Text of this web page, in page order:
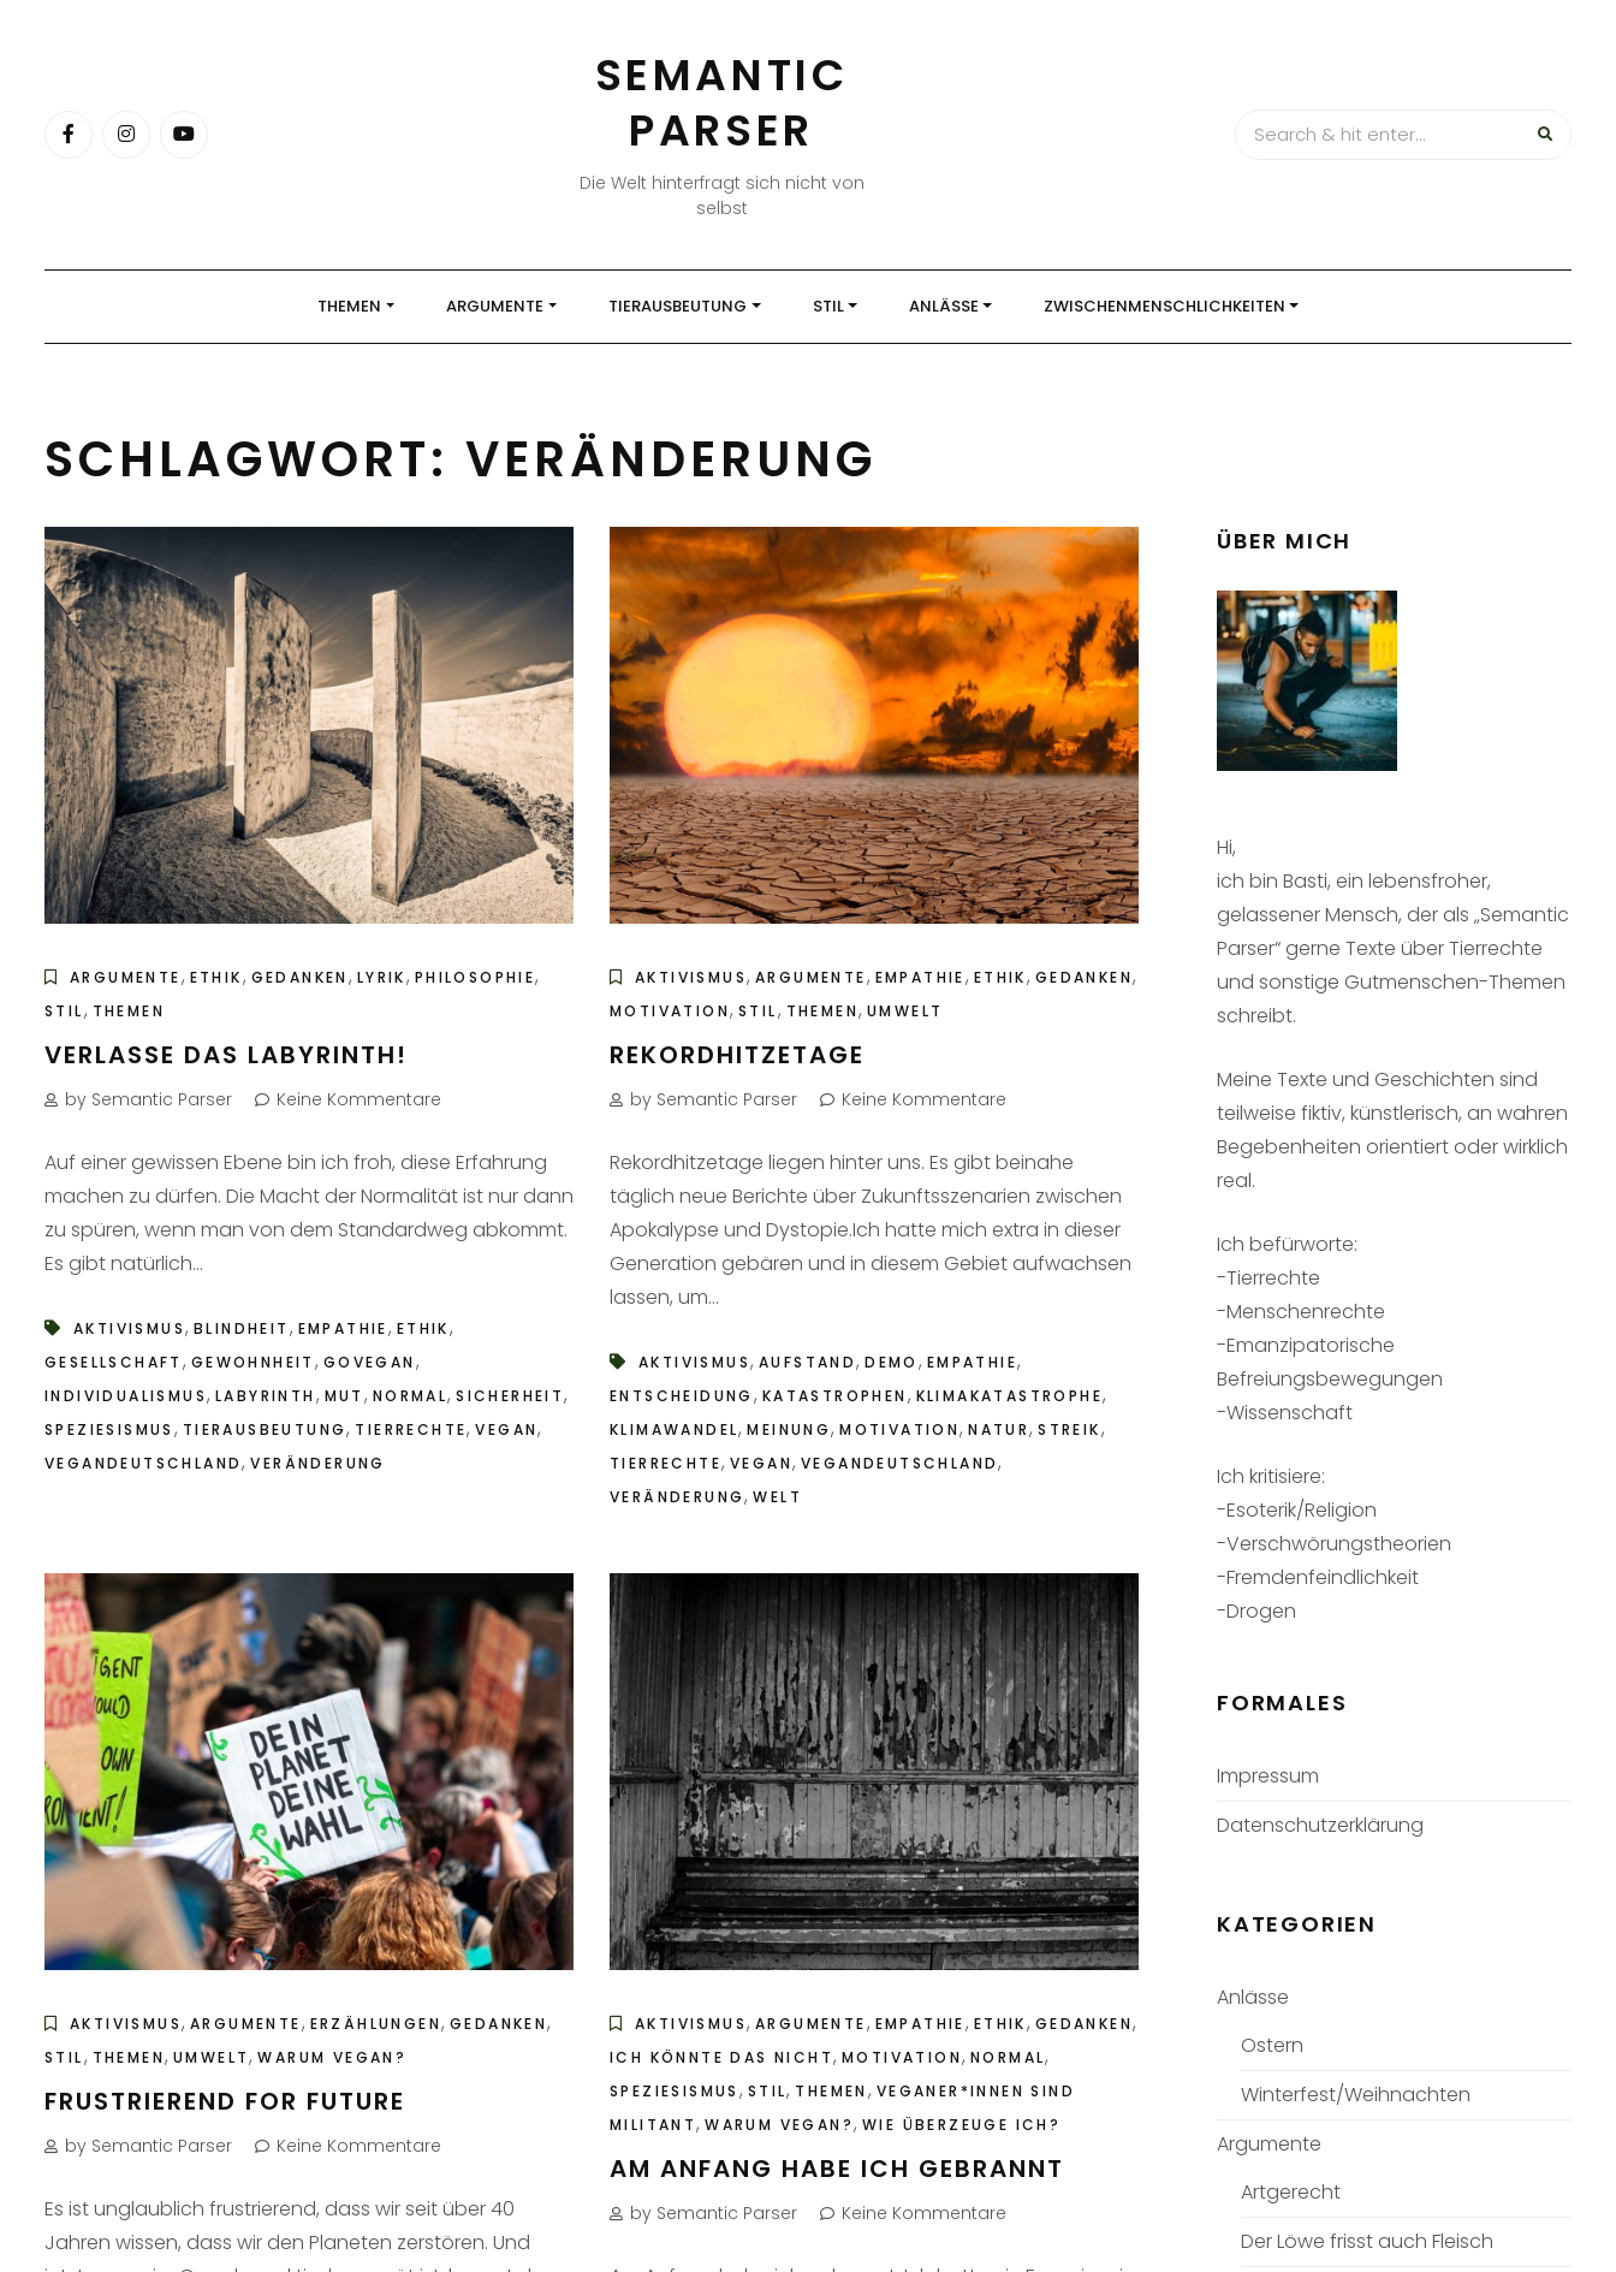
SEMANTIC
PARSER
Die Welt hinterfragt sich nicht von
selbst
THEMEN ARGUMENTE TIERAUSBEUTUNG STIL ANLÄSSE ZWISCHENMENSCHLICHKEITEN
SCHLAGWORT: VERÄNDERUNG
ARGUMENTE, ETHIK, GEDANKEN , LYRIK, PHILOSOPHIE,
STIL, THEMEN
VERLASSE DAS LABYRINTH!
by Semantic Parser Keine Kommentare
Auf einer gewissen Ebene bin ich froh, diese Erfahrung
machen zu dürfen. Die Macht der Normalität ist nur dann
zu spüren, wenn man von dem Standardweg abkommt.
Es gibt natürlich...
AKTIVISMUS, BLINDHEIT , EMPATHIE, ETHIK,
GESELLSCHAFT , GEWOHNHEIT , GOVEGAN ,
INDIVIDUALISMUS, LABYRINTH , MUT , NORMAL,SICHERHEIT,
SPEZIESISMUS , TIERAUSBEUTUNG, TIERRECHTE,VEGAN,
VEGANDEUTSCHLAND,VERÄNDERUNG
AKTIVISMUS, ARGUMENTE, EMPATHIE, ETHIK, GEDANKEN,
MOTIVATION, STIL, THEMEN,UMWELT
REKORDHITZETAGE
by Semantic Parser Keine Kommentare
Rekordhitzetage liegen hinter uns. Es gibt beinahe
täglich neue Berichte über Zukunftsszenarien zwischen
Apokalypse und Dystopie.Ich hatte mich extra in dieser
Generation gebären und in diesem Gebiet aufwachsen
lassen, um...
AKTIVISMUS, AUFSTAND,DEMO , EMPATHIE,
ENTSCHEIDUNG , KATASTROPHEN , KLIMAKATASTROPHE,
KLIMAWANDEL,MEINUNG,MOTIVATION,NATUR,STREIK,
TIERRECHTE, VEGAN, VEGANDEUTSCHLAND,
VERÄNDERUNG,WELT
AKTIVISMUS, ARGUMENTE, ERZÄHLUNGEN,GEDANKEN,
STIL, THEMEN,UMWELT,WARUM VEGAN?
FRUSTRIEREND FOR FUTURE
by Semantic Parser Keine Kommentare
Es ist unglaublich frustrierend, dass wir seit über 40
Jahren wissen, dass wir den Planeten zerstören. Und
AKTIVISMUS, ARGUMENTE, EMPATHIE, ETHIK, GEDANKEN,
ICH KÖNNTE DAS NICHT, MOTIVATION, NORMAL,
SPEZIESISMUS , STIL, THEMEN , VEGANER*INNEN SIND
MILITANT,WARUM VEGAN?,WIE ÜBERZEUGE ICH?
AM ANFANG HABE ICH GEBRANNT
by Semantic Parser Keine Kommentare
ÜBER MICH
Hi,
ich bin Basti, ein lebensfroher,
gelassener Mensch, der als „Semantic
Parser“ gerne Texte über Tierrechte
und sonstige Gutmenschen-Themen
schreibt.
Meine Texte und Geschichten sind
teilweise fiktiv, künstlerisch, an wahren
Begebenheiten orientiert oder wirklich
real.
Ich befürworte:
-Tierrechte
-Menschenrechte
-Emanzipatorische
Befreiungsbewegungen
-Wissenschaft
Ich kritisiere:
-Esoterik/Religion
-Verschwörungstheorien
-Fremdenfeindlichkeit
-Drogen
FORMALES
Impressum
Datenschutzerklärung
KATEGORIEN
Anlässe
Ostern
Winterfest/Weihnachten
Argumente
Artgerecht
Der Löwe frisst auch Fleisch